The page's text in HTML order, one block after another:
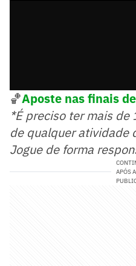
🏀Aposte nas finais
*É preciso ter mais
de qualquer atividade
Jogue de forma
APÓS A